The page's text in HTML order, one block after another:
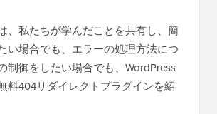
、私たちが学んだことを共有し、簡
い場合でも、エラーの処理方法につ
制御をしたい場合でも、WordPress
料404リダイレクトプラグインを紹